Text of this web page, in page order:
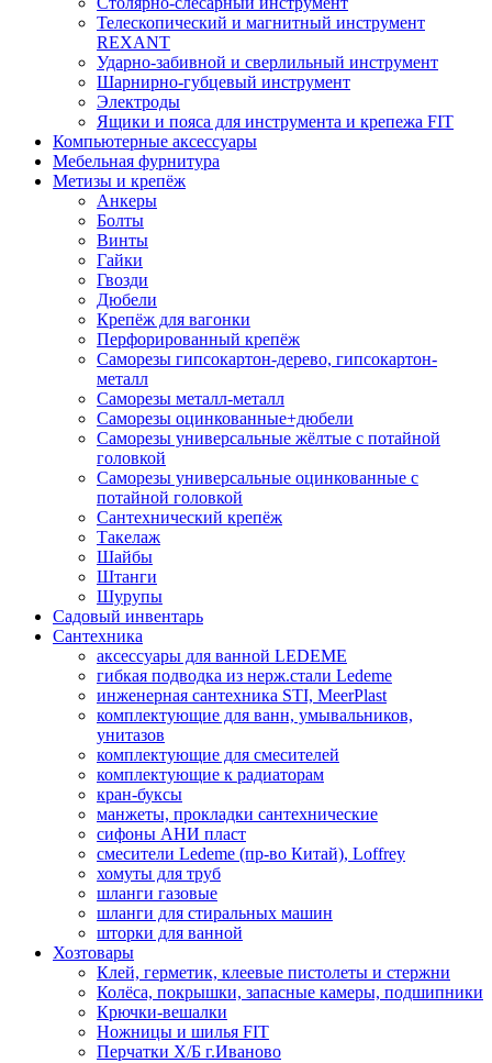
Телескопический и магнитный инструмент
REXANT
Ударно-забивной и сверлильный инструмент
Шарнирно-губцевый инструмент
Электроды
Ящики и пояса для инструмента и крепежа FIT
Компьютерные аксессуары
Мебельная фурнитура
Метизы и крепёж
Анкеры
Болты
Винты
Гайки
Гвозди
Дюбели
Крепёж для вагонки
Перфорированный крепёж
Саморезы гипсокартон-дерево, гипсокартон-
металл
Саморезы металл-металл
Саморезы оцинкованные+дюбели
Саморезы универсальные жёлтые с потайной
головкой
Саморезы универсальные оцинкованные с
потайной головкой
Сантехнический крепёж
Такелаж
Шайбы
Штанги
Шурупы
Садовый инвентарь
Сантехника
аксессуары для ванной LEDEME
гибкая подводка из нерж.стали Ledeme
инженерная сантехника STI, MeerPlast
комплектующие для ванн, умывальников,
унитазов
комплектующие для смесителей
комплектующие к радиаторам
кран-буксы
манжеты, прокладки сантехнические
сифоны АНИ пласт
смесители Ledeme (пр-во Китай), Loffrey
хомуты для труб
шланги газовые
шланги для стиральных машин
шторки для ванной
Хозтовары
Клей, герметик, клеевые пистолеты и стержни
Колёса, покрышки, запасные камеры, подшипники
Крючки-вешалки
Ножницы и шилья FIT
Перчатки Х/Б г.Иваново